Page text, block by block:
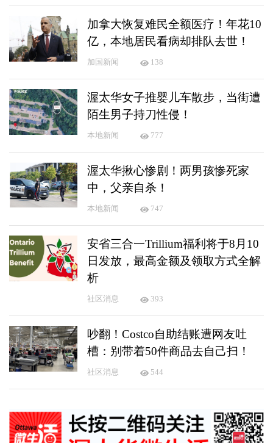
加拿大恢复难民全额医疗！年花10
亿，本地居民看病却排队去世！
加国新闻 138
渥太华女子推婴儿车散步，当街遭
陌生男子持刀性侵！
本地新闻 777
渥太华揪心惨剧！两男孩惨死家
中，父亲自杀！
本地新闻 747
安省三合一Trillium福利将于8月10
日发放，最高金额及领取方式全解
析
社区消息 393
吵翻！Costco自助结账遭网友吐
槽：别带着50件商品去自己扫！
社区消息 544